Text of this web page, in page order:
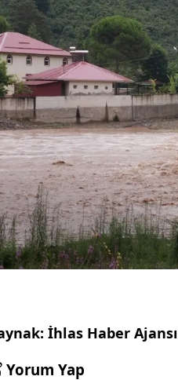
İhlas Haber Ajansı
Yorum Yap